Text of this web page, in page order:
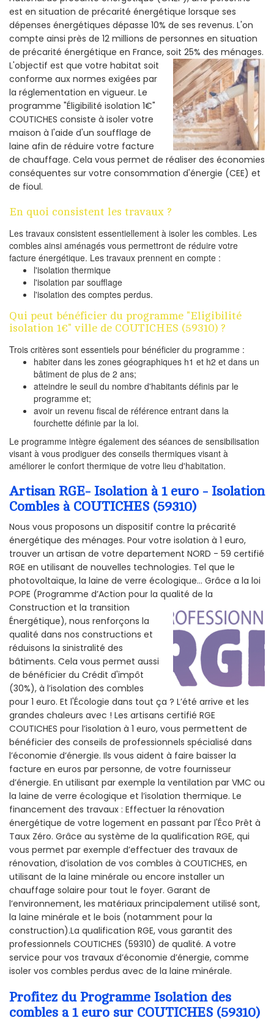
est en situation de précarité énergétique lorsque ses
dépenses énergétiques dépasse 10% de ses revenus. L'on
compte ainsi près de 12 millions de personnes en situation
de précarité énergétique en France, soit 25% des ménages.
L'objectif est que votre habitat soit
conforme aux normes exigées par
la réglementation en vigueur. Le
programme "Éligibilité isolation 1€"
COUTICHES consiste à isoler votre
maison à l'aide d'un soufflage de
laine afin de réduire votre facture
de chauffage. Cela vous permet de réaliser des économies
conséquentes sur votre consommation d'énergie (CEE) et
de fioul.
En quoi consistent les travaux ?
Les travaux consistent essentiellement à isoler les combles. Les
combles ainsi aménagés vous permettront de réduire votre
facture énergétique. Les travaux prennent en compte :
l'isolation thermique
l'isolation par soufflage
l'isolation des comptes perdus.
Qui peut bénéficier du programme "Eligibilité
isolation 1€" ville de COUTICHES (59310) ?
Trois critères sont essentiels pour bénéficier du programme :
habiter dans les zones géographiques h1 et h2 et dans un
bâtiment de plus de 2 ans;
atteindre le seuil du nombre d'habitants définis par le
programme et;
avoir un revenu fiscal de référence entrant dans la
fourchette définie par la loi.
Le programme intègre également des séances de sensibilisation
visant à vous prodiguer des conseils thermiques visant à
améliorer le confort thermique de votre lieu d'habitation.
Artisan RGE- Isolation à 1 euro - Isolation
Combles à COUTICHES (59310)
Nous vous proposons un dispositif contre la précarité
énergétique des ménages. Pour votre isolation à 1 euro,
trouver un artisan de votre departement NORD - 59 certifié
RGE en utilisant de nouvelles technologies. Tel que le
photovoltaïque, la laine de verre écologique... Grâce a la loi
POPE (Programme d’Action pour la qualité de la
Construction et la transition
Énergétique), nous renforçons la
qualité dans nos constructions et
réduisons la sinistralité des
bâtiments. Cela vous permet aussi
de bénéficier du Crédit d'impôt
(30%), à l’isolation des combles
pour 1 euro. Et l'Écologie dans tout ça ? L’été arrive et les
grandes chaleurs avec ! Les artisans certifié RGE
COUTICHES pour l’isolation à 1 euro, vous permettent de
bénéficier des conseils de professionnels spécialisé dans
l’économie d’énergie. Ils vous aident à faire baisser la
facture en euros par personne, de votre fournisseur
d’énergie. En utilisant par exemple la ventilation par VMC ou
la laine de verre écologique et l’isolation thermique. Le
financement des travaux : Effectuer la rénovation
énergétique de votre logement en passant par l'Éco Prêt à
Taux Zéro. Grâce au système de la qualification RGE, qui
vous permet par exemple d’effectuer des travaux de
rénovation, d’isolation de vos combles à COUTICHES, en
utilisant de la laine minérale ou encore installer un
chauffage solaire pour tout le foyer. Garant de
l’environnement, les matériaux principalement utilisé sont,
la laine minérale et le bois (notamment pour la
construction).La qualification RGE, vous garantit des
professionnels COUTICHES (59310) de qualité. A votre
service pour vos travaux d’économie d’énergie, comme
isoler vos combles perdus avec de la laine minérale.
Profitez du Programme Isolation des
combles a 1 euro sur COUTICHES (59310)